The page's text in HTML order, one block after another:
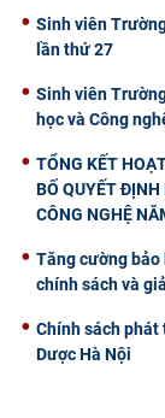
Sinh viên
lần thứ 27
Sinh viên
học và Công
TỔNG KẾT
BỐ QUYẾT
CÔNG NGHỆ
Tăng cường bảo
chính sách và
Chính sách phát
Dược Hà Nội